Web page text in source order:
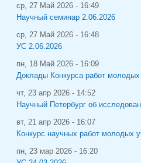
ср, 27 Май 2026 - 16:49
Научный семинар 2.06.2026
ср, 27 Май 2026 - 16:48
УС 2.06.2026
пн, 18 Май 2026 - 16:09
Доклады Конкурса работ
чт, 23 апр 2026 - 14:52
Научный Петербург об
вт, 21 апр 2026 - 16:07
Конкурс научных работ молодых
пн, 23 мар 2026 - 16:20